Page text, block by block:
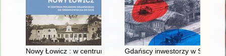
Nowy Łowicz : w centrum poligonu drawskiego od
Gdańscy inwestorzy w